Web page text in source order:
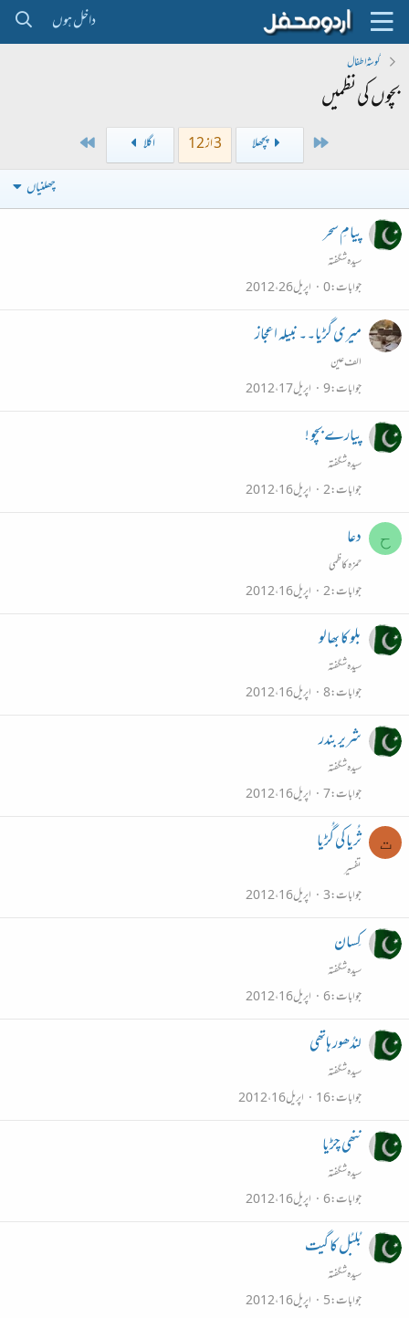
داخل ہوں
گوشہ اطفال
بچوں کی نظمیں
First پچھلا 3 از 12 اگلا
چھلنیاں
پیامِ سحر
سیدہ شگفتہ
جوابات 0 اپریل 26، 2012
میری گڑیا۔۔ نبیلہ اعجاز
الف عین
جوابات 9 اپریل 17، 2012
پیارے بچو !
سیدہ شگفتہ
جوابات 2 اپریل 16، 2012
ح دعا
حمزہ کاظمی
جوابات 2 اپریل 16، 2012
بلو کا بھالو
سیدہ شگفتہ
جوابات 8 اپریل 16، 2012
شریر بندر
سیدہ شگفتہ
جوابات 7 اپریل 16، 2012
ت ثُریا کی گُڑیا
تفسیر
جوابات 3 اپریل 16، 2012
کِسان
سیدہ شگفتہ
جوابات 6 اپریل 16، 2012
لندُھور ہاتھی
سیدہ شگفتہ
جوابات 16 اپریل 16، 2012
ننھی چڑیا
سیدہ شگفتہ
جوابات 6 اپریل 16، 2012
بُلبُل کا گیت
سیدہ شگفتہ
جوابات 5 اپریل 16، 2012